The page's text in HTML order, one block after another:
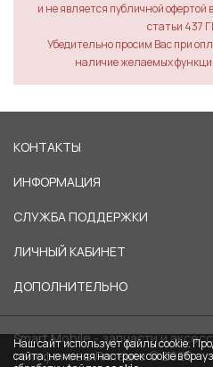
и не является публичной офертой
статьи 437
Убедительно просим Вас при
наличие желаемых
КОНТАКТЫ
ИНФОРМАЦИЯ
СЛУЖБА ПОДДЕРЖКИ
ЛИЧНЫЙ КАБИНЕТ
ДОПОЛНИТЕЛЬНО
Smart Mobile - запчасти и
телефонов в Липецке © 2026
Наш сайт использует файлы cookie.
сайта, не меняя настроек cookie в